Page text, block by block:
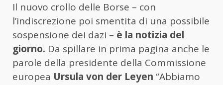
Il nuovo crollo delle Borse – con
l’indiscrezione poi smentita di una possibile
sospensione dei dazi – è la notizia del
giorno. Da spillare in prima pagina anche le
parole della presidente della Commissione
europea Ursula von der Leyen “Abbiamo